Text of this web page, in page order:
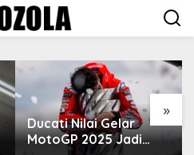
»
VinFast Perkenalkan
dengan Fitur Anti
Peluru